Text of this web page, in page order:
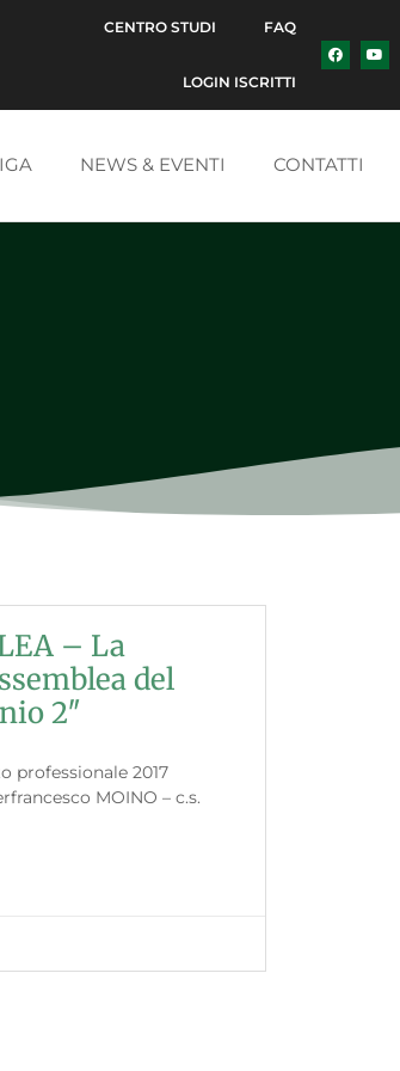
CENTRO STUDI FAQ
LOGIN ISCRITTI
NEWS & EVENTI CONTATTI
– La
del
2″
professionale 2017
MOINO – c.s.